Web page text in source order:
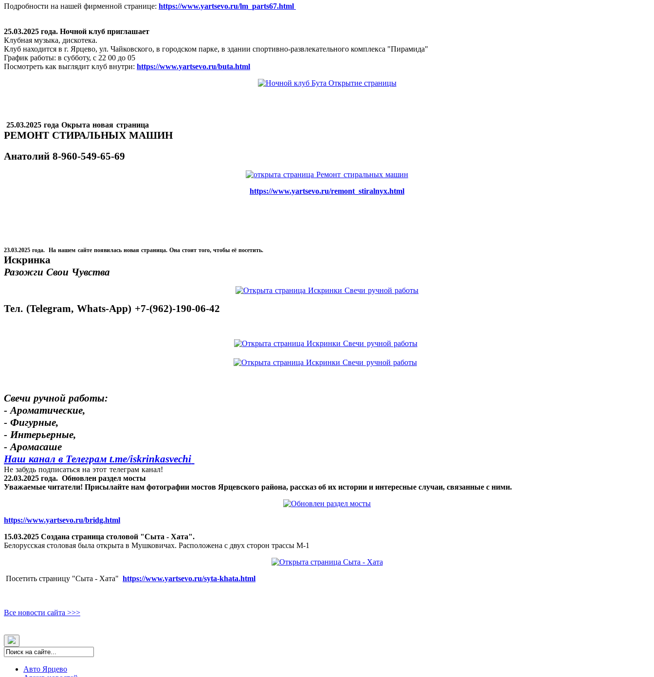
Подробности на нашей фирменной странице: https://www.yartsevo.ru/lm_parts67.html
25.03.2025 года. Ночной клуб приглашает
Клубная музыка, дискотека.
Клуб находится в г. Ярцево, ул. Чайковского, в городском парке, в здании спортивно-развлекательного комплекса "Пирамида"
График работы: в субботу, с 22 00 до 05
Посмотреть как выглядит клуб внутри: https://www.yartsevo.ru/buta.html
25.03.2025 года Окрыта новая страница
РЕМОНТ СТИРАЛЬНЫХ МАШИН
Анатолий 8-960-549-65-69
https://www.yartsevo.ru/remont_stiralnyx.html
23.03.2025 года. На нашем сайте появилась новая страница. Она стоит того, чтобы её посетить.
Искринка
Разожги Свои Чувства
Тел. (Telegram, Whats-App) +7-(962)-190-06-42
Свечи ручной работы:
- Ароматические,
- Фигурные,
- Интерьерные,
- Аромасаше
Наш канал в Телеграм t.me/iskrinkasvechi
Не забудь подписаться на этот телеграм канал!
22.03.2025 года. Обновлен раздел мосты
Уважаемые читатели! Присылайте нам фотографии мостов Ярцевского района, рассказ об их истории и интересные случаи, связанные с ними.
https://www.yartsevo.ru/bridg.html
15.03.2025 Создана страница столовой "Сыта - Хата".
Белорусская столовая была открыта в Мушковичах. Расположена с двух сторон трассы М-1
Посетить страницу "Сыта - Хата" https://www.yartsevo.ru/syta-khata.html
Все новости сайта >>>
Авто Ярцево